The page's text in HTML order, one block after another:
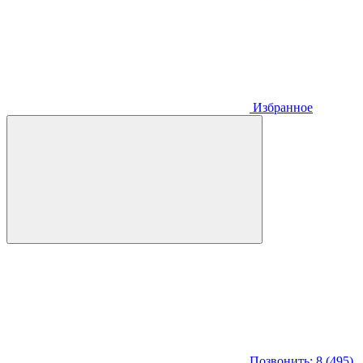
Избранное